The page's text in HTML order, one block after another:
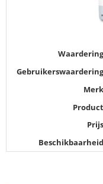
Waardering
Gebruikerswaardering
Merk
Product
Prijs
Beschikbaarheid